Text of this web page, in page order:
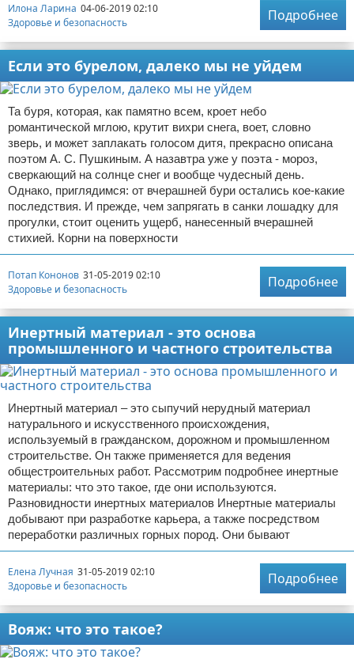
Илона Ларина 04-06-2019 02:10
Здоровье и безопасность
Подробнее
Если это бурелом, далеко мы не уйдем
Та буря, которая, как памятно всем, кроет небо
романтической мглою, крутит вихри снега, воет, словно
зверь, и может заплакать голосом дитя, прекрасно описана
поэтом А. С. Пушкиным. А назавтра уже у поэта - мороз,
сверкающий на солнце снег и вообще чудесный день.
Однако, приглядимся: от вчерашней бури остались кое-какие
последствия. И прежде, чем запрягать в санки лошадку для
прогулки, стоит оценить ущерб, нанесенный вчерашней
стихией. Корни на поверхности
Потап Кононов 31-05-2019 02:10
Здоровье и безопасность
Подробнее
Инертный материал - это основа
промышленного и частного строительства
Инертный материал – это сыпучий нерудный материал
натурального и искусственного происхождения,
используемый в гражданском, дорожном и промышленном
строительстве. Он также применяется для ведения
общестроительных работ. Рассмотрим подробнее инертные
материалы: что это такое, где они используются.
Разновидности инертных материалов Инертные материалы
добывают при разработке карьера, а также посредством
переработки различных горных пород. Они бывают
Елена Лучная 31-05-2019 02:10
Здоровье и безопасность
Подробнее
Вояж: что это такое?